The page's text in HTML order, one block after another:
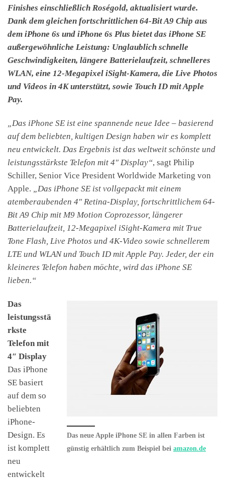
Finishes einschließlich Roségold, aktualisiert wurde.
Dank dem gleichen fortschrittlichen 64-Bit A9 Chip aus
dem iPhone 6s und iPhone 6s Plus bietet das iPhone SE
außergewöhnliche Leistung: Unglaublich schnelle
Geschwindigkeiten, längere Batterielaufzeit, schnelleres
WLAN, eine 12-Megapixel iSight-Kamera, die Live Photos
und Videos in 4K unterstützt, sowie Touch ID mit Apple
Pay.
„Das iPhone SE ist eine spannende neue Idee – basierend
auf dem beliebten, kultigen Design haben wir es komplett
neu entwickelt. Das Ergebnis ist das weltweit schönste und
leistungsstärkste Telefon mit 4″ Display“, sagt Philip
Schiller, Senior Vice President Worldwide Marketing von
Apple.
„Das iPhone SE ist vollgepackt mit einem
atemberaubenden 4″ Retina-Display, fortschrittlichem 64-
Bit A9 Chip mit M9 Motion Coprozessor, längerer
Batterielaufzeit, 12-Megapixel iSight-Kamera mit True
Tone Flash, Live Photos und 4K-Video sowie schnellerem
LTE und WLAN und Touch ID mit Apple Pay. Jeder, der ein
kleineres Telefon haben möchte, wird das iPhone SE
lieben.“
Das neue Apple iPhone SE in allen Farben ist
günstig erhältlich zum Beispiel bei amazon.de
Das
leistungsstä
rkste
Telefon mit
4″ Display
Das iPhone
SE basiert
auf dem so
beliebten
iPhone-
Design. Es
ist komplett
neu
entwickelt